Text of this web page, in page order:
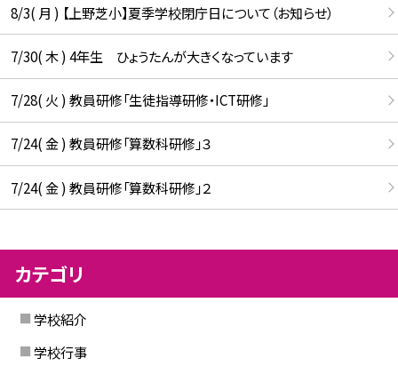
8/3( 月 ) 【上野芝小】夏季学校閉庁日について（お知らせ）
7/30( 木 ) 4年生 ひょうたんが大きくなっています
7/28( 火 ) 教員研修「生徒指導研修・ICT研修」
7/24( 金 ) 教員研修「算数科研修」３
7/24( 金 ) 教員研修「算数科研修」２
カテゴリ
学校紹介
学校行事